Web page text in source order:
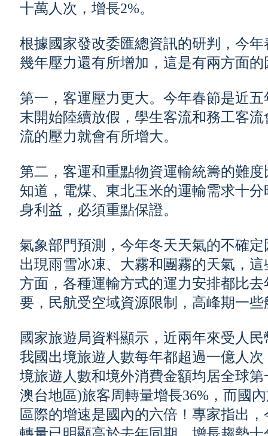
十萬人次，增長2%。
根據國家發改委匯總資訊的研判，今
幾年壓力還有所增加，這是有兩方面的
第一，客運壓力更大。今年春節是近
末開始陸續放假，學生客流和務工客
流的壓力就會有所增大。
第二，客運和重點物資運輸統籌的難
知道，電煤、東北玉米的運輸需求十
身利益，必須重點保證。
氣象部門預測，今年冬天天氣的不確
出現雨雪冰凍、大霧和團霧的天氣，
方面，各種運輸方式的運力安排都比
要，民航受空域資源限制，高峰期一
國家旅遊局資料顯示，近兩年來受人
我國出境旅遊人數每年都超過一億人
境旅遊人數和境外消費金額均居全球
澳台地區)旅客周轉量增長36%，而國
區際的增速是國內的六倍！專家指出